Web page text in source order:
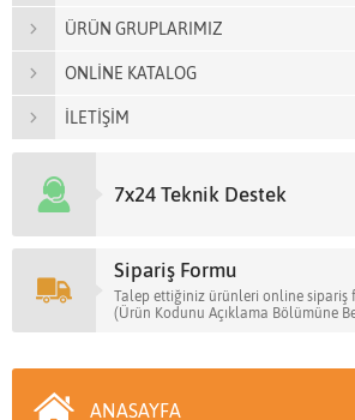
ÜRÜN GRUPLARIMIZ
ONLİNE KATALOG
İLETİŞİM
7x24 Teknik Destek
Sipariş Formu
Talep ettiğiniz ürünleri online
(Ürün Kodunu Açıklama Bölümüne
ANASAYFA